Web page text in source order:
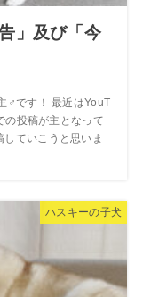
」及び「今
♂です！ 最近はYouT
の投稿が主となって
ていこうと思いま
ハスキーの子犬